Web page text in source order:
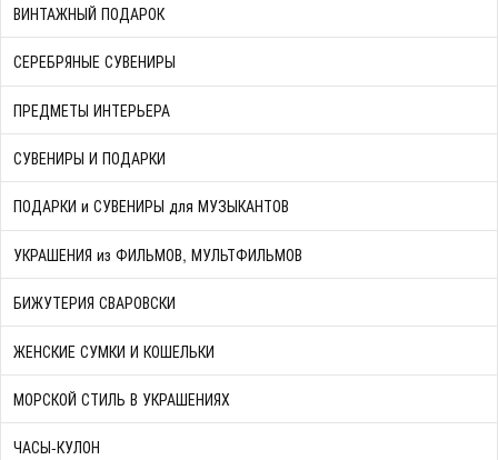
ВИНТАЖНЫЙ ПОДАРОК
СЕРЕБРЯНЫЕ СУВЕНИРЫ
ПРЕДМЕТЫ ИНТЕРЬЕРА
СУВЕНИРЫ И ПОДАРКИ
ПОДАРКИ и СУВЕНИРЫ для МУЗЫКАНТОВ
УКРАШЕНИЯ из ФИЛЬМОВ, МУЛЬТФИЛЬМОВ
БИЖУТЕРИЯ СВАРОВСКИ
ЖЕНСКИЕ СУМКИ И КОШЕЛЬКИ
МОРСКОЙ СТИЛЬ В УКРАШЕНИЯХ
ЧАСЫ-КУЛОН